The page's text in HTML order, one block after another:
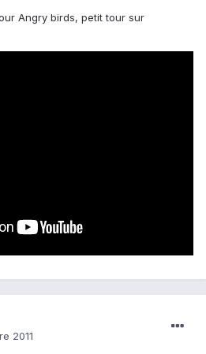
Angry birds, petit tour sur
2011